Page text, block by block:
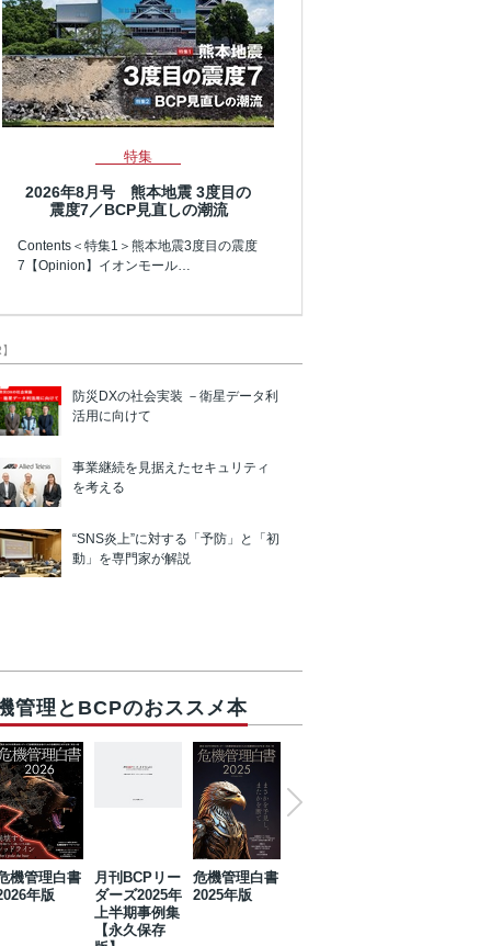
特集
2026年8月号 熊本地震 3度目の
震度7／BCP見直しの潮流
Contents＜特集1＞熊本地震3度目の震度
7【Opinion】イオンモール…
防災DXの社会実装 －衛星データ利
活用に向けて
事業継続を見据えたセキュリティ
を考える
“SNS炎上”に対する「予防」と「初
動」を専門家が解説
管理とBCPのおススメ本
機管理白書
年版
月刊BCPリー
ダーズ2025年
上半期事例集
【永久保存
危機管理白書
2025年版